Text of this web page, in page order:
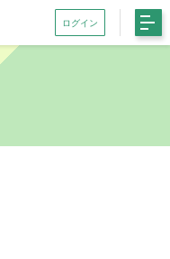
ログイン